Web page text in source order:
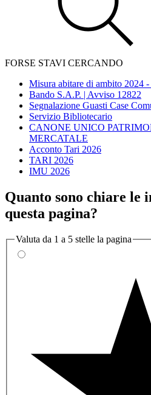
FORSE STAVI CERCANDO
Misura abitare di ambito 2024
Bando S.A.P. | Avviso 12822
Segnalazione Guasti Case
Servizio Bibliotecario
CANONE UNICO
MERCATALE
Acconto Tari 2026
TARI 2026
IMU 2026
Quanto sono chiare le
questa pagina?
Valuta da 1 a 5 stelle la pagina